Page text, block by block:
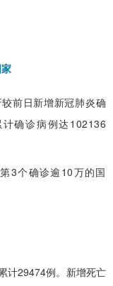
前日新增新冠肺炎确
确诊病例达102136
3个确诊逾10万的国
计29474例。新增死亡